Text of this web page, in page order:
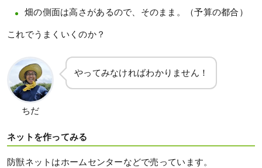
畑の側面は高さがあるので、そのまま。（予算の都合）
これでうまくいくのか？
ちだ
やってみなければわかりません！
ネットを作ってみる
防獣ネットはホームセンターなどで売っています。